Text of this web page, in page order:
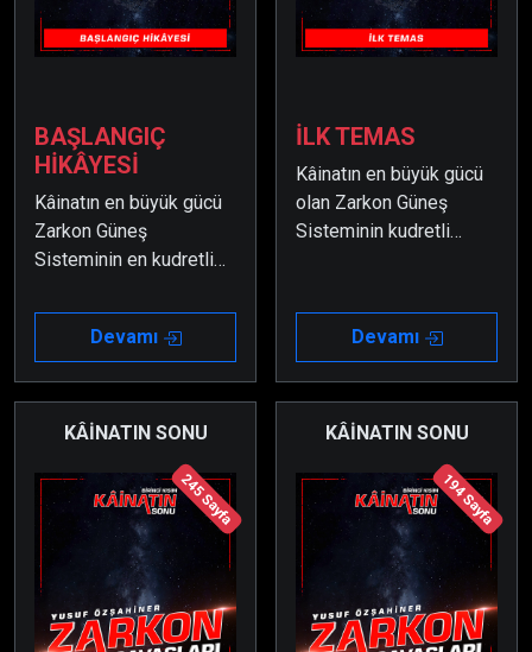
BAŞLANGIÇ
HİKÂYESİ
Kâinatın en büyük gücü
Zarkon Güneş
Sisteminin en kudretli
Amiral Domir, toplantı
esnasında masasına
bir kadını bir tehdit
olarak algılar ve savaş
açmak amacıyla büyük
bir güç toplayarak Dünya
Gezegeninin yakınlarına
Devamı
İLK TEMAS
Kâinatın en büyük gücü
olan Zarkon Güneş
Sisteminin kudretli
planları yapabilmek
Başkan'ı ikna etmeyi
dikkatle çalışmalara
başlar.
Devamı
KÂİNATIN SONU
245 Sayfa
KÂİNATIN SONU
194 Sayfa